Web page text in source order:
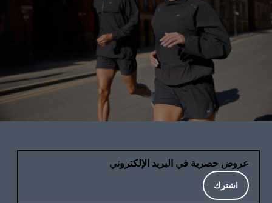
عروض حصرية في البريد الإلكتروني
اشترك